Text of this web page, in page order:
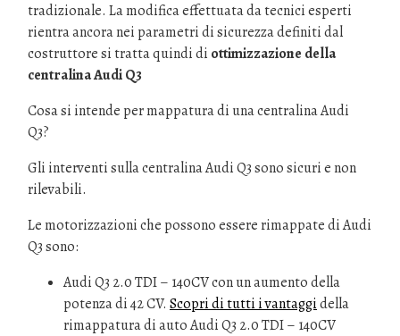
tradizionale. La modifica effettuata da tecnici esperti
rientra ancora nei parametri di sicurezza definiti dal
costruttore si tratta quindi di ottimizzazione della
centralina Audi Q3
Cosa si intende per mappatura di una centralina Audi
Q3?
Gli interventi sulla centralina Audi Q3 sono sicuri e non
rilevabili.
Le motorizzazioni che possono essere rimappate di Audi
Q3 sono:
Audi Q3 2.0 TDI – 140CV con un aumento della
potenza di 42 CV. Scopri di tutti i vantaggidella
rimappatura di auto Audi Q3 2.0 TDI – 140CV